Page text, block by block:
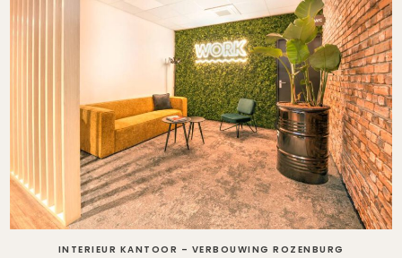
INTERIEUR KANTOOR – VERBOUWING ROZENBURG